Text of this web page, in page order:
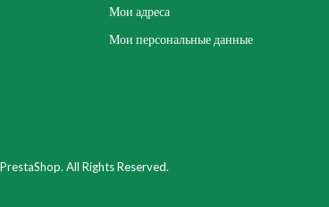
Мои адреса
Мои персональные данные
All Rights Reserved.